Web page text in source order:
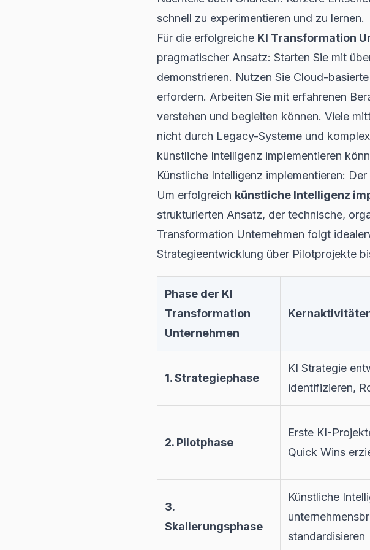
schnell zu experimentieren und zu lernen.
Für die erfolgreiche KI Transformation
pragmatischer Ansatz: Starten Sie mit
demonstrieren. Nutzen Sie Cloud-
erfordern. Arbeiten Sie mit erfahrenen
verstehen und begleiten können. Viele
nicht durch Legacy-Systeme und
künstliche Intelligenz implementieren
Künstliche Intelligenz implementieren:
Um erfolgreich künstliche Intelligenz
strukturierten Ansatz, der technische,
Transformation Unternehmen folgt
Strategieentwicklung über Pilotprojekte
Phase der KI
Transformation
Unternehmen
1. Strategiephase
KI Strategie
identifizieren,
2. Pilotphase
Erste KI-
Quick Wins
3.
Skalierungsphase
Künstliche
standardisieren